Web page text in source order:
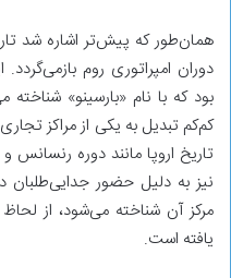
همان‌طور که پیش‌تر اشاره شد
دوران امپراتوری روم
بود که با نام «بارسینو»
کم‌کم تبدیل به یکی از مراکز
تاریخ اروپا مانند دوره
نیز به دلیل حضور جدایی‌طلبان
مرکز آن شناخته می‌شود، از
یافته است.